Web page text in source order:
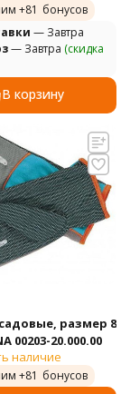
+81 бонусов
— Завтра
— Завтра (скидка
В корзину
размер 8
00203-20.000.00
наличие
+81 бонусов